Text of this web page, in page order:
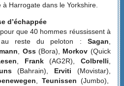
Harrogate dans le Yorkshire.
d’échappée
que 40 hommes réussissent à
au reste du peloton : Sagan,
, Oss(Bora), Morkov (Quick
, Frank(AG2R), Colbrelli,
(Bahrain), Erviti (Movistar),
, Teunissen (Jumbo),